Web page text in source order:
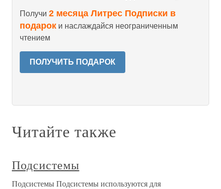
Получи 2 месяца Литрес Подписки в
подарок и наслаждайся неограниченным
чтением
ПОЛУЧИТЬ ПОДАРОК
Читайте также
Подсистемы
Подсистемы Подсистемы используются для